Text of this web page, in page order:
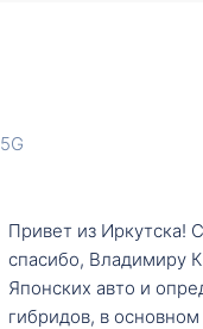
Привет из Иркутска!
спасибо, Владимиру
Японских авто и
гибридов, в